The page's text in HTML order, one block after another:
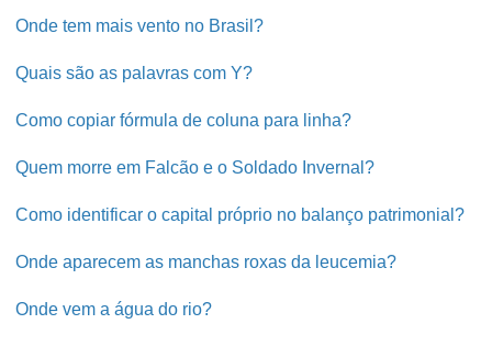
Onde tem mais vento no Brasil?
Quais são as palavras com Y?
Como copiar fórmula de coluna para linha?
Quem morre em Falcão e o Soldado Invernal?
Como identificar o capital próprio no balanço patrimonial?
Onde aparecem as manchas roxas da leucemia?
Onde vem a água do rio?